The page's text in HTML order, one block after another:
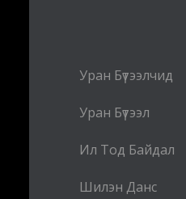
Уран Бүтээлчид
Уран Бүтээл
Ил Тод Байдал
Шилэн Данс